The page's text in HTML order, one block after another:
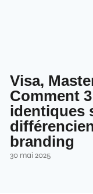
Visa,
Comment
identiques
branding
30 mai 2025